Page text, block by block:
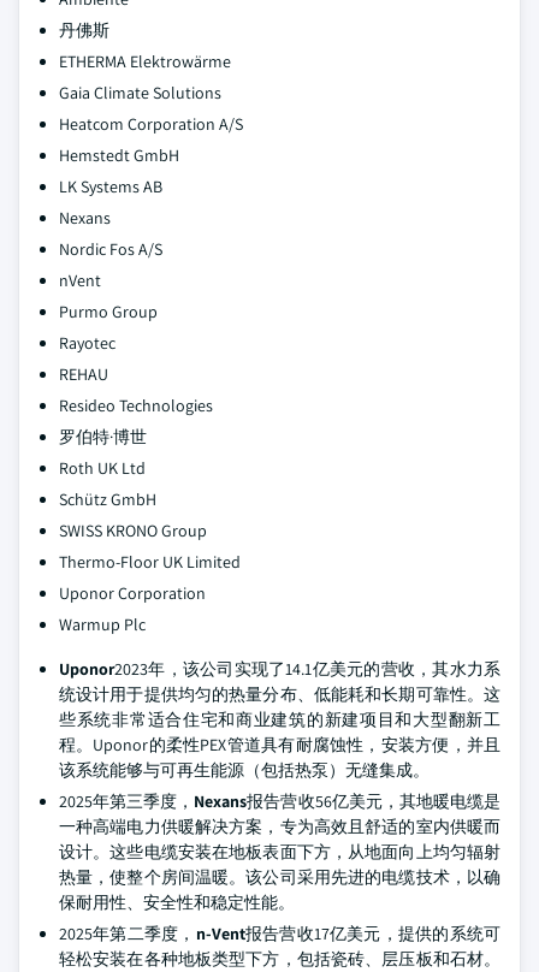
丹佛斯
ETHERMA Elektrowärme
Gaia Climate Solutions
Heatcom Corporation A/S
Hemstedt GmbH
LK Systems AB
Nexans
Nordic Fos A/S
nVent
Purmo Group
Rayotec
REHAU
Resideo Technologies
罗伯特·博世
Roth UK Ltd
Schütz GmbH
SWISS KRONO Group
Thermo-Floor UK Limited
Uponor Corporation
Warmup Plc
Uponor2023年，该公司实现了14.1亿美元的营收，其水力系
统设计用于提供均匀的热量分布、低能耗和长期可靠性。这
些系统非常适合住宅和商业建筑的新建项目和大型翻新工
程。Uponor的柔性PEX管道具有耐腐蚀性，安装方便，并且
该系统能够与可再生能源（包括热泵）无缝集成。
2025年第三季度， Nexans报告营收56亿美元，其地暖电缆是
一种高端电力供暖解决方案，专为高效且舒适的室内供暖而
设计。这些电缆安装在地板表面下方，从地面向上均匀辐射
热量，使整个房间温暖。该公司采用先进的电缆技术，以确
保耐用性、安全性和稳定性能。
2025年第二季度， n-Vent报告营收17亿美元，提供的系统可
轻松安装在各种地板类型下方，包括瓷砖、层压板和石材。